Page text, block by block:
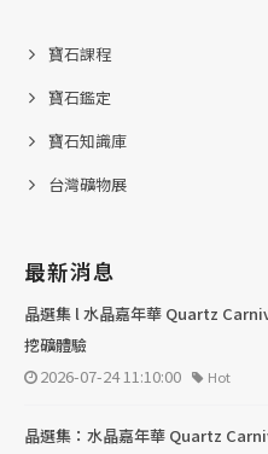
寶石課程
寶石鑑定
寶石知識庫
台灣礦物展
最新消息
晶選集 l 水晶嘉年華 Quartz
挖礦體驗
2026-07-24 11:10:00
Hot
晶選集：水晶嘉年華 Quartz